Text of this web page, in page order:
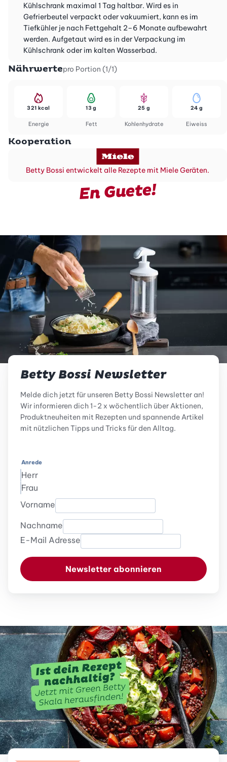
Kühlschrank maximal 1 Tag haltbar. Wird es in
Gefrierbeutel verpackt oder vakuumiert, kann es im
Tiefkühler je nach Fettgehalt 2–6 Monate aufbewahrt
werden. Aufgetaut wird es in der Verpackung im
Kühlschrank oder im kalten Wasserbad.
Nährwertepro Portion (1/1)
Energie
321 kcal
Fett
13 g
Kohlenhydrate
25 g
Eiweiss
24 g
Kooperation
Betty Bossi entwickelt alle Rezepte mit Miele Geräten.
En Guete!
Betty Bossi Newsletter
Melde dich jetzt für unseren Betty Bossi Newsletter an!
Wir informieren dich 1-2 x wöchentlich über Aktionen,
Produktneuheiten mit Rezepten und spannende Artikel
mit nützlichen Tipps und Tricks für den Alltag.
Anrede
Herr
Frau
Vorname
Nachname
E-Mail Adresse
Newsletter abonnieren